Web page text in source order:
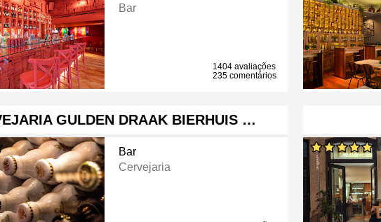
Bar
1404 avaliações
235 comentários
GULDEN DRAAK BIERHUIS …
Bar
Cervejaria